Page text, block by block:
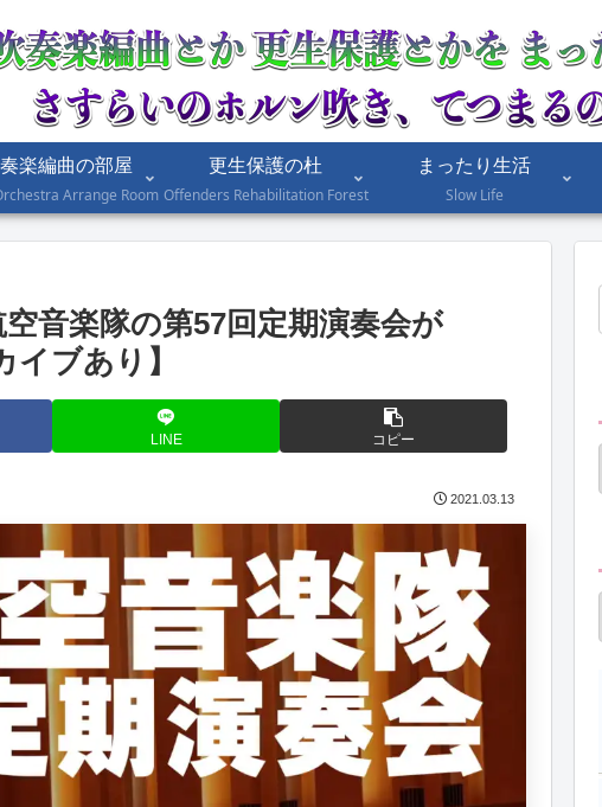
楽編曲の部屋
Arrange Room
更生保護の杜
Offenders Rehabilitation Forest
まったり生活
Slow Life
音楽隊の第57回定期演奏会が
ブあり】
LINE コピー
2021.03.13